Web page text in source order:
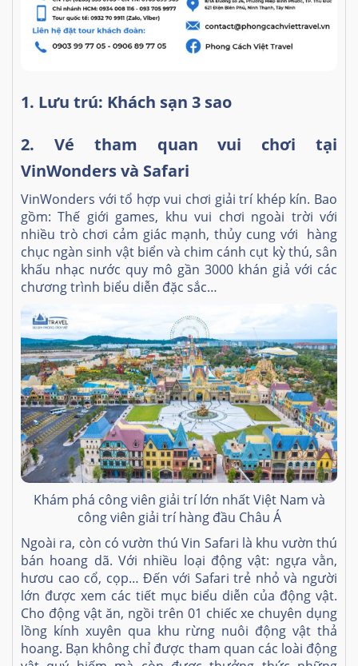
1. Lưu trú: Khách sạn 3 sao
2. Vé tham quan vui chơi tại
VinWonders và Safari
VinWonders với tổ hợp vui chơi giải trí khép kín. Bao
gồm: Thế giới games, khu vui chơi ngoài trời với
nhiều trò chơi cảm giác mạnh, thủy cung với hàng
chục ngàn sinh vật biển và chim cánh cụt kỳ thú, sân
khấu nhạc nước quy mô gần 3000 khán giả với các
chương trình biểu diễn đặc sắc…
Khám phá công viên giải trí lớn nhất Việt Nam và
công viên giải trí hàng đầu Châu Á
Ngoài ra, còn có vườn thú Vin Safari là khu vườn thú
bán hoang dã. Với nhiều loại động vật: ngựa vằn,
hươu cao cổ, cọp… Đến với Safari trẻ nhỏ và người
lớn được xem các tiết mục biểu diễn của động vật.
Cho động vật ăn, ngồi trên 01 chiếc xe chuyên dụng
lồng kính xuyên qua khu rừng nuôi động vật thả
hoang. Bạn không chỉ được tham quan các loài động